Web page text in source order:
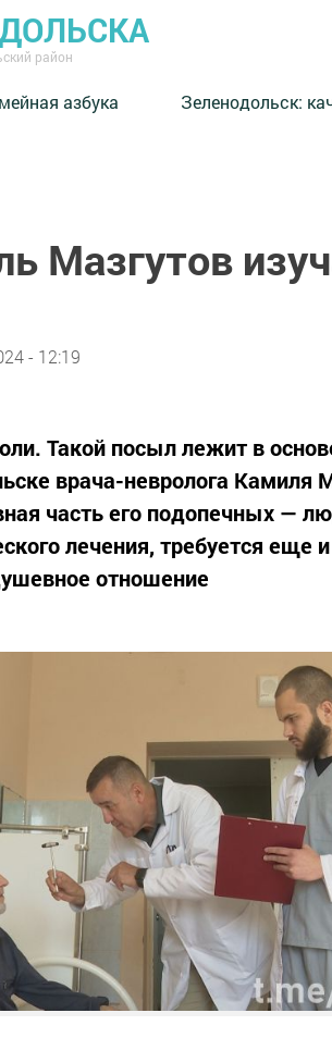
район
азбука ⁠Зеленодольск:
Мазгутов
- 12:19
Такой посыл лежит в
врача-невролога Камиля
часть его подопечных —
лечения, требуется еще и
отношение